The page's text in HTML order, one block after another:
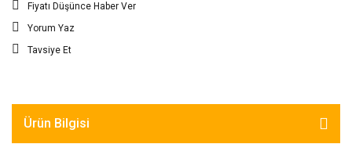
Fiyatı Düşünce Haber Ver
Yorum Yaz
Tavsiye Et
Ürün Bilgisi